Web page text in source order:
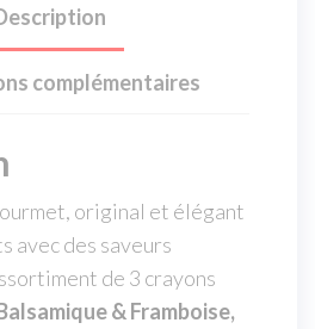
complémentaires
original et élégant
avec des saveurs
de 3 crayons
& Framboise,